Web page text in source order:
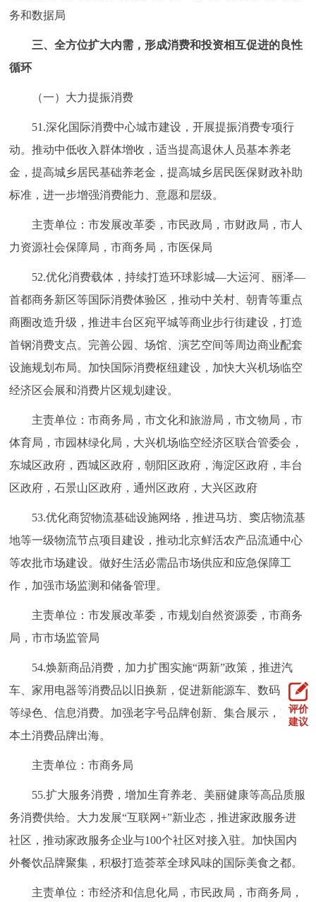
务和数据局
三、全方位扩大内需，形成消费和投资相互促进的良性
循环
（一）大力提振消费
51.深化国际消费中心城市建设，开展提振消费专项行
动。推动中低收入群体增收，适当提高退休人员基本养老
金，提高城乡居民基础养老金，提高城乡居民医保财政补助
标准，进一步增强消费能力、意愿和层级。
主责单位：市发展改革委，市民政局，市财政局，市人
力资源社会保障局，市商务局，市医保局
52.优化消费载体，持续打造环球影城—大运河、丽泽—
首都商务新区等国际消费体验区，推动中关村、朝青等重点
商圈改造升级，推进丰台区宛平城等商业步行街建设，打造
首钢消费支点。完善公园、场馆、演艺空间等周边商业配套
设施规划布局。加快国际消费枢纽建设，加快大兴机场临空
经济区会展和消费片区规划建设。
主责单位：市商务局，市文化和旅游局，市文物局，市
体育局，市园林绿化局，大兴机场临空经济区联合管委会，
东城区政府，西城区政府，朝阳区政府，海淀区政府，丰台
区政府，石景山区政府，通州区政府，大兴区政府
53.优化商贸物流基础设施网络，推进马坊、窦店物流基
地等一级物流节点项目建设，推动北京鲜活农产品流通中心
等农批市场建设。做好生活必需品市场供应和应急保障工
作，加强市场监测和储备管理。
主责单位：市发展改革委，市规划自然资源委，市商务
局，市市场监管局
54.焕新商品消费，加力扩围实施“两新”政策，推进汽
车、家用电器等消费品以旧换新，促进新能源车、数码产品
等绿色、信息消费。加强老字号品牌创新、集合展示，支持
本土消费品牌出海。
主责单位：市商务局
55.扩大服务消费，增加生育养老、美丽健康等高品质服
务消费供给。大力发展“互联网+”新业态，推进家政服务进
社区，推动家政服务企业与100个社区对接入驻。加快国内
外餐饮品牌聚集，积极打造荟萃全球风味的国际美食之都。
主责单位：市经济和信息化局，市民政局，市商务局，
评价
建议